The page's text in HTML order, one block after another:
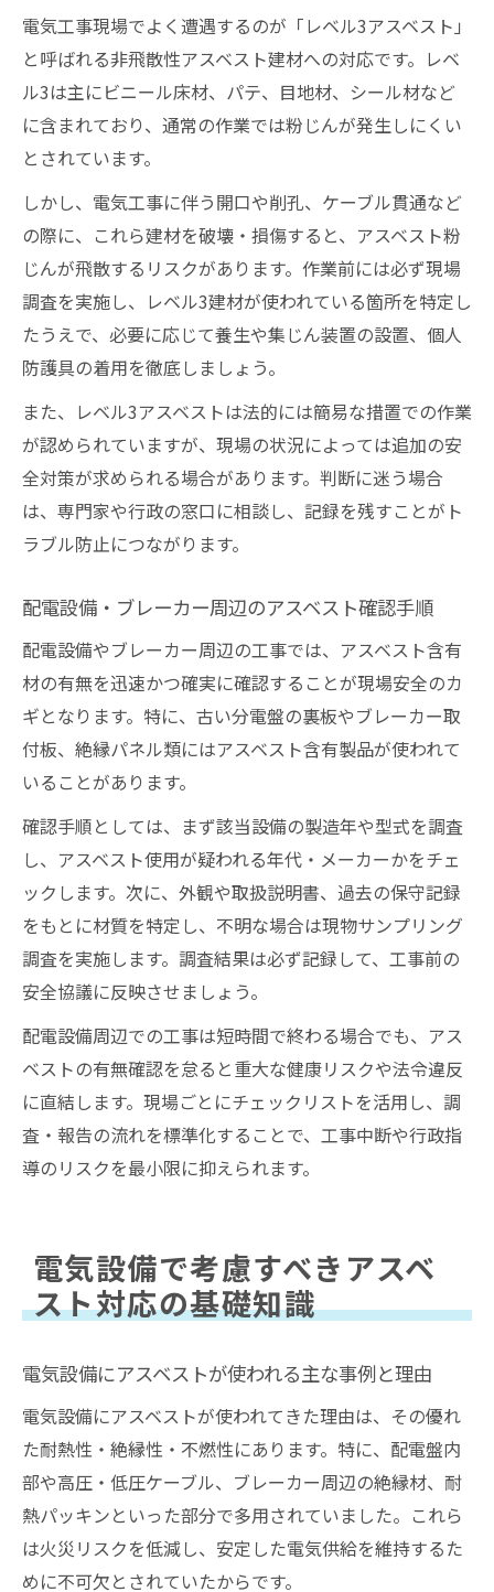
電気工事現場でよく遭遇するのが「レベル3アスベスト」
と呼ばれる非飛散性アスベスト建材への対応です。レベ
ル3は主にビニール床材、パテ、目地材、シール材など
に含まれており、通常の作業では粉じんが発生しにくい
とされています。
しかし、電気工事に伴う開口や削孔、ケーブル貫通など
の際に、これら建材を破壊・損傷すると、アスベスト粉
じんが飛散するリスクがあります。作業前には必ず現場
調査を実施し、レベル3建材が使われている箇所を特定し
たうえで、必要に応じて養生や集じん装置の設置、個人
防護具の着用を徹底しましょう。
また、レベル3アスベストは法的には簡易な措置での作業
が認められていますが、現場の状況によっては追加の安
全対策が求められる場合があります。判断に迷う場合
は、専門家や行政の窓口に相談し、記録を残すことがト
ラブル防止につながります。
配電設備・ブレーカー周辺のアスベスト確認手順
配電設備やブレーカー周辺の工事では、アスベスト含有
材の有無を迅速かつ確実に確認することが現場安全のカ
ギとなります。特に、古い分電盤の裏板やブレーカー取
付板、絶縁パネル類にはアスベスト含有製品が使われて
いることがあります。
確認手順としては、まず該当設備の製造年や型式を調査
し、アスベスト使用が疑われる年代・メーカーかをチェ
ックします。次に、外観や取扱説明書、過去の保守記録
をもとに材質を特定し、不明な場合は現物サンプリング
調査を実施します。調査結果は必ず記録して、工事前の
安全協議に反映させましょう。
配電設備周辺での工事は短時間で終わる場合でも、アス
ベストの有無確認を怠ると重大な健康リスクや法令違反
に直結します。現場ごとにチェックリストを活用し、調
査・報告の流れを標準化することで、工事中断や行政指
導のリスクを最小限に抑えられます。
電気設備で考慮すべきアスベ
スト対応の基礎知識
電気設備にアスベストが使われる主な事例と理由
電気設備にアスベストが使われてきた理由は、その優れ
た耐熱性・絶縁性・不燃性にあります。特に、配電盤内
部や高圧・低圧ケーブル、ブレーカー周辺の絶縁材、耐
熱パッキンといった部分で多用されていました。これら
は火災リスクを低減し、安定した電気供給を維持するた
めに不可欠とされていたからです。